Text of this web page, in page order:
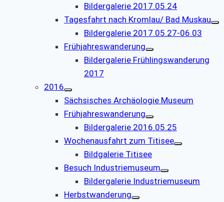
Bildergalerie 2017.05.24
Tagesfahrt nach Kromlau/ Bad Muskau
Bildergalerie 2017.05.27-06.03
Frühjahreswanderung
Bildergalerie Frühlingswanderung
2017
2016
Sächsisches Archäologie Museum
Frühjahreswanderung
Bildergalerie 2016.05.25
Wochenausfahrt zum Titisee
Bildgalerie Titisee
Besuch Industriemuseum
Bildergalerie Industriemuseum
Herbstwanderung